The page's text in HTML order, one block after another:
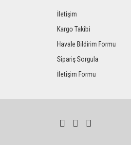
Bu ürüne benzer
İletişim
Kargo Takibi
Havale Bildirim Formu
Sipariş Sorgula
İletişim Formu